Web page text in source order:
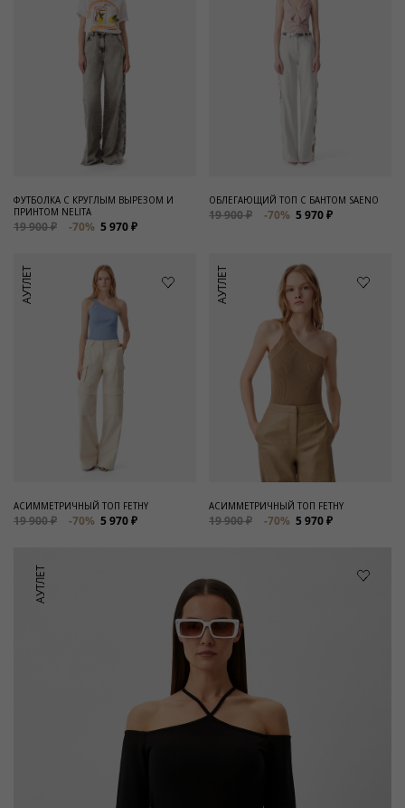
ФУТБОЛКА С КРУГЛЫМ ВЫРЕЗОМ И
ПРИНТОМ NELITA
19 900 ₽ -70% 5 970 ₽
ОБЛЕГАЮЩИЙ ТОП С БАНТОМ SAENO
19 900 ₽ -70% 5 970 ₽
АУТЛЕТ
АСИММЕТРИЧНЫЙ ТОП FETHY
19 900 ₽ -70% 5 970 ₽
АУТЛЕТ
АСИММЕТРИЧНЫЙ ТОП FETHY
19 900 ₽ -70% 5 970 ₽
АУТЛЕТ